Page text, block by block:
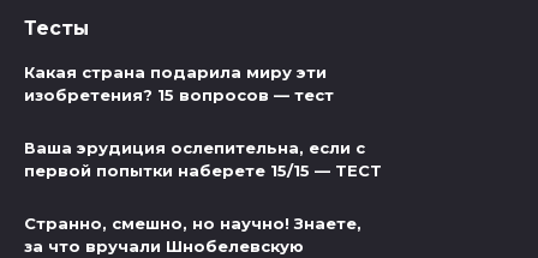
Тесты
Какая страна подарила миру эти
изобретения? 15 вопросов — тест
Ваша эрудиция ослепительна, если с
первой попытки наберете 15/15 — ТЕСТ
Странно, смешно, но научно! Знаете,
за что вручали Шнобелевскую